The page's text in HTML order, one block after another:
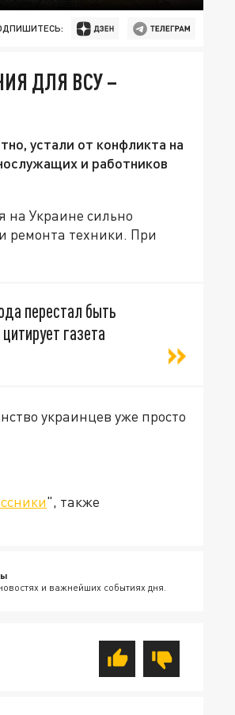
ДЛЯ ВСУ –
устали от конфликта на
и работников
на Украине сильно
ремонта техники. При
перестал быть
газета
украинцев уже просто
", также
и важнейших событиях дня.